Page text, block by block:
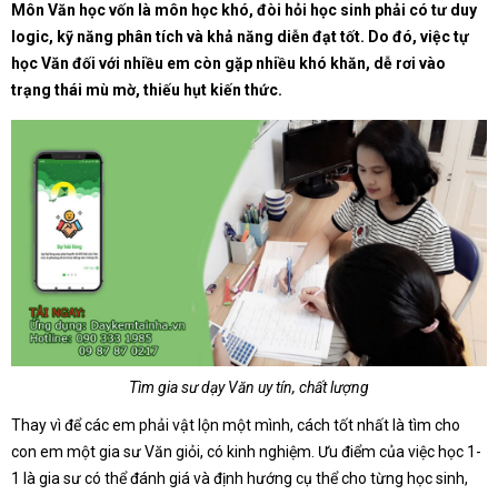
Môn Văn học vốn là môn học khó, đòi hỏi học sinh phải có tư duy
logic, kỹ năng phân tích và khả năng diễn đạt tốt. Do đó, việc tự
học Văn đối với nhiều em còn gặp nhiều khó khăn, dễ rơi vào
trạng thái mù mờ, thiếu hụt kiến thức.
Tìm gia sư dạy Văn uy tín, chất lượng
Thay vì để các em phải vật lộn một mình, cách tốt nhất là tìm cho
con em một gia sư Văn giỏi, có kinh nghiệm. Ưu điểm của việc học 1-
1 là gia sư có thể đánh giá và định hướng cụ thể cho từng học sinh,